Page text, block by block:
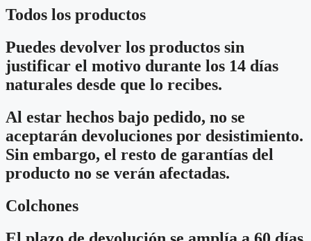
Todos los productos
Puedes devolver los productos sin
justificar el motivo durante los 14 días
naturales desde que lo recibes.
Al estar hechos bajo pedido, no se
aceptarán devoluciones por desistimiento.
Sin embargo, el resto de garantías del
producto no se verán afectadas.
Colchones